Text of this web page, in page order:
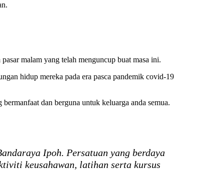
malam yang telah menguncup buat masa ini.
hidup mereka pada era pasca pandemik covid-19
dan berguna untuk keluarga anda semua.
Ipoh. Persatuan yang berdaya
keusahawan, latihan serta kursus